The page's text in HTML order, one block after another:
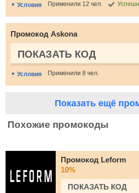
Условия Применили 12 чел.
Промокод Askona
ПОКАЗАТЬ КОД
Условия Применили 8 чел.
Показать ещё
Похожие промокоды
Промокод Leform
10%
ПОКАЗАТЬ КОД